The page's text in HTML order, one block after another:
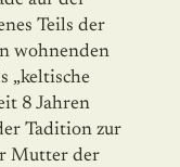
Teils der
wohnenden
„keltische
8 Jahren
Tadition zur
Mutter der